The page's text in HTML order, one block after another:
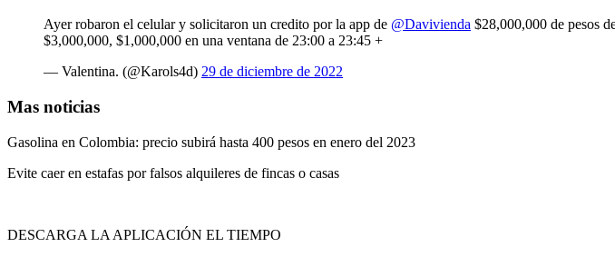
Ayer robaron el celular y solicitaron un credito por la app de @Davivienda $28,000,000 de pesos
$3,000,000, $1,000,000 en una ventana de 23:00 a 23:45 +
— Valentina. (@Karols4d) 29 de diciembre de 2022
Mas noticias
Gasolina en Colombia: precio subirá hasta 400 pesos en enero del 2023
Evite caer en estafas por falsos alquileres de fincas o casas
DESCARGA LA APLICACIÓN EL TIEMPO